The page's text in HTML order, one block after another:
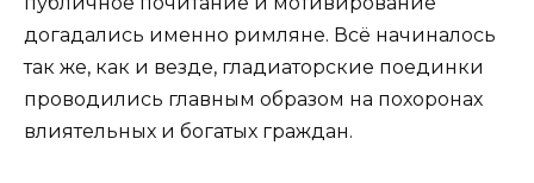
догадались именно римляне. Всё начиналось
так же, как и везде, гладиаторские поединки
проводились главным образом на похоронах
влиятельных и богатых граждан.